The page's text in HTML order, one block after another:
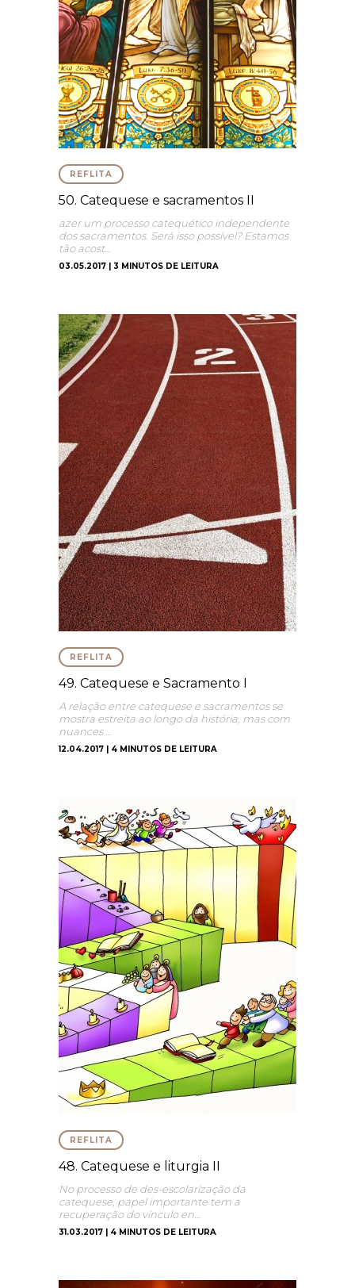
REFLITA
50. Catequese e sacramentos II
azer um processo catequético independente
dos sacramentos. Será isso possível? Estamos
tão acost…
03.05.2017 | 3 MINUTOS DE LEITURA
REFLITA
49. Catequese e Sacramento I
A relação entre catequese e sacramentos se
mostra estreita ao longo da história, mas com
nuances …
12.04.2017 | 4 MINUTOS DE LEITURA
REFLITA
48. Catequese e liturgia II
No processo de des-escolarização da
catequese, papel importante tem a
recuperação do vínculo en…
31.03.2017 | 4 MINUTOS DE LEITURA